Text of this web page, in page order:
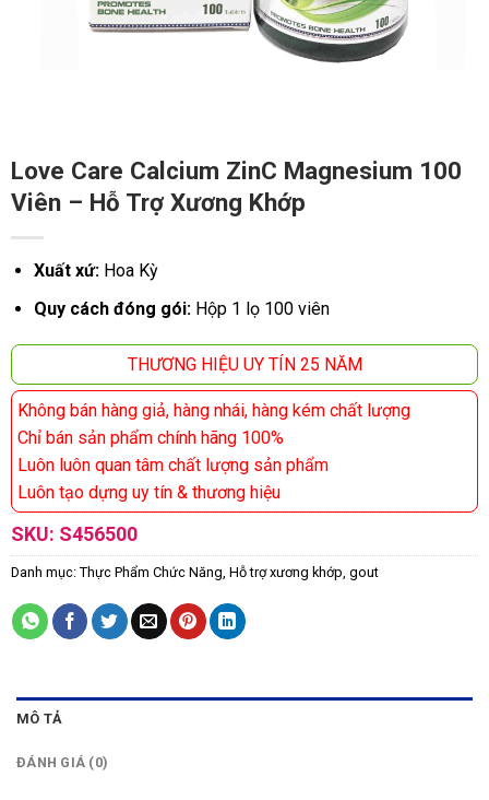
Love Care Calcium ZinC Magnesium 100
Viên – Hỗ Trợ Xương Khớp
Xuất xứ:Hoa Kỳ
Quy cách đóng gói:Hộp 1 lọ 100 viên
THƯƠNG HIỆU UY TÍN 25 NĂM
Không bán hàng giả, hàng nhái, hàng kém chất lượng
Chỉ bán sản phẩm chính hãng 100%
Luôn luôn quan tâm chất lượng sản phẩm
Luôn tạo dựng uy tín & thương hiệu
SKU: S456500
Danh mục: Thực Phẩm Chức Năng, Hỗ trợ xương khớp, gout
MÔ TẢ
ĐÁNH GIÁ (0)